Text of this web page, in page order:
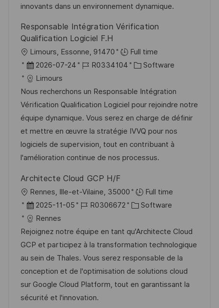
h
u
n
g
e
V
n
l
c
h
u
g
o
i
innovants dans un environnement dynamique.
Responsable Intégration Vérification
Qualification Logiciel F.H
O
r
t
Limours, Essonne, 91470
Full time
D
a
t
u
m
d
e
r
e
r
ö
f
f
e
n
t
l
i
2026-07-24
J
b
-
I
D
R0334104
K
t
e
g
o
r
i
Software
Limours
Nous recherchons un Responsable Intégration
Vérification Qualification Logiciel pour rejoindre notre
équipe dynamique. Vous serez en charge de définir
et mettre en œuvre la stratégie IVVQ pour nos
logiciels de supervision, tout en contribuant à
l'amélioration continue de nos processus.
Architecte Cloud GCP H/F
O
r
t
Rennes, Ille-et-Vilaine, 35000
Full time
D
a
t
u
m
d
e
r
2025-11-05
J
b
-
I
D
R0306672
K
t
e
g
o
r
Software
Rennes
Rejoignez notre équipe en tant qu'Architecte Cloud
GCP et participez à la transformation technologique
au sein de Thales. Vous serez responsable de la
conception et de l'optimisation de solutions cloud
sur Google Cloud Platform, tout en garantissant la
sécurité et l'innovation.